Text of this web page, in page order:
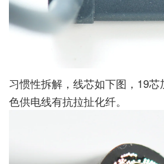
习惯性拆解，线芯如下图，19
色供电线有抗拉扯化纤。